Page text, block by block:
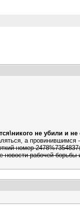
не убили и
а провинившимся
номер
рабочей борьбы